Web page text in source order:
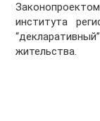
института
жительства.